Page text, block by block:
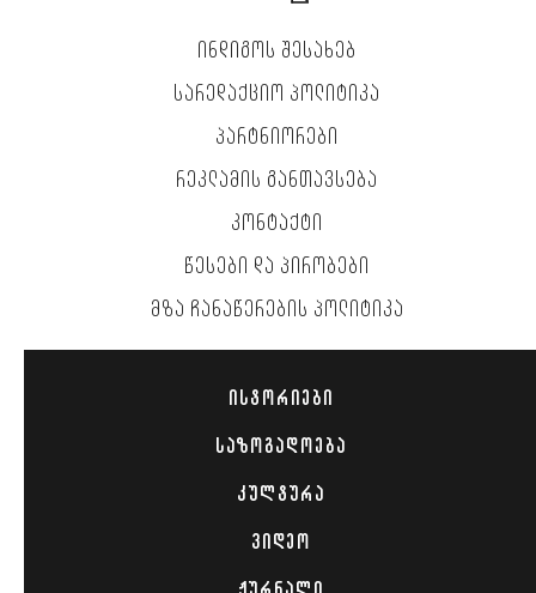
ᲘᲜᲓᲘᲒᲝᲡ ᲨᲔᲡᲐᲮᲔᲑ
ᲡᲐᲠᲔᲓᲐᲥᲪᲘᲝ ᲞᲝᲚᲘᲢᲘᲙᲐ
ᲞᲐᲠᲢᲜᲘᲝᲠᲔᲑᲘ
ᲠᲔᲙᲚᲐᲛᲘᲡ ᲒᲐᲜᲗᲐᲕᲡᲔᲑᲐ
ᲙᲝᲜᲢᲐᲥᲢᲘ
ᲬᲔᲡᲔᲑᲘ ᲓᲐ ᲞᲘᲠᲝᲑᲔᲑᲘ
ᲛᲖᲐ ᲩᲐᲜᲐᲬᲔᲠᲔᲑᲘᲡ ᲞᲝᲚᲘᲢᲘᲙᲐ
ᲘᲡᲢᲝᲠᲘᲔᲑᲘ
ᲡᲐᲖᲝᲒᲐᲓᲝᲔᲑᲐ
ᲙᲣᲚᲢᲣᲠᲐ
ᲕᲘᲓᲔᲝ